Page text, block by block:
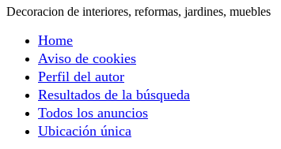
Decoracion de interiores, reformas, jardines, muebles
Home
Aviso de cookies
Perfil del autor
Resultados de la búsqueda
Todos los anuncios
Ubicación única